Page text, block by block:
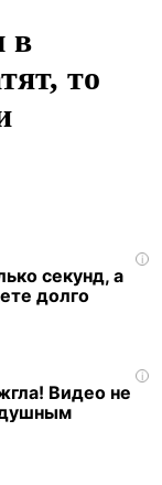
в
то
i
секунд, а
долго
i
Видео не